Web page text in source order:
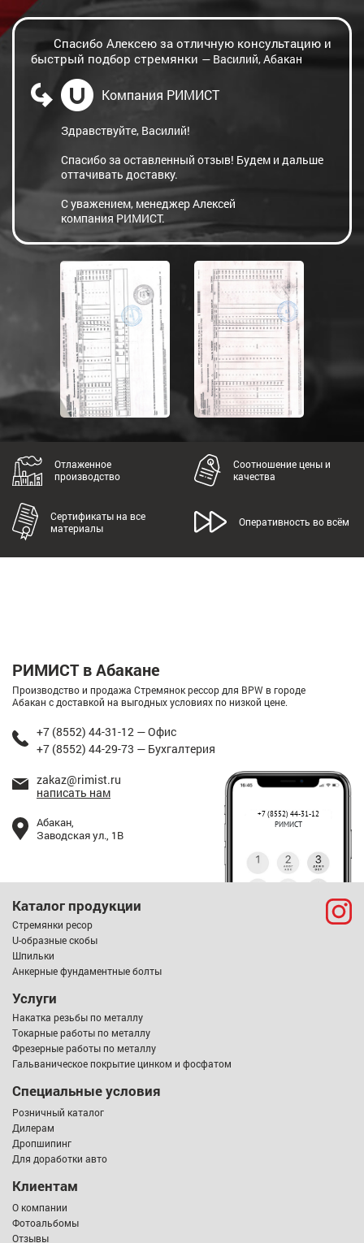
Спасибо Алексею за отличную консультацию и
быстрый подбор стремянки — Василий, Абакан
Компания РИМИСТ
Здравствуйте, Василий!
Спасибо за оставленный отзыв! Будем и дальше
оттачивать доставку.
С уважением, менеджер Алексей
компания РИМИСТ.
Отлаженное
производство
Соотношение цены и
качества
Сертификаты на все
материалы
Оперативность во всём
РИМИСТ в Абакане
Производство и продажа Стремянок рессор для BPW в городе
Абакан с доставкой на выгодных условиях по низкой цене.
+7 (8552) 44-31-12 — Офис
+7 (8552) 44-29-73 — Бухгалтерия
zakaz@rimist.ru
написать нам
+7 (8552) 44-31-12
РИМИСТ
Абакан,
Заводская ул., 1В
Каталог продукции
Стремянки ресор
U-образные скобы
Шпильки
Анкерные фундаментные болты
Услуги
Накатка резьбы по металлу
Токарные работы по металлу
Фрезерные работы по металлу
Гальваническое покрытие цинком и фосфатом
Специальные условия
Розничный каталог
Дилерам
Дропшипинг
Для доработки авто
Клиентам
О компании
Фотоальбомы
Отзывы